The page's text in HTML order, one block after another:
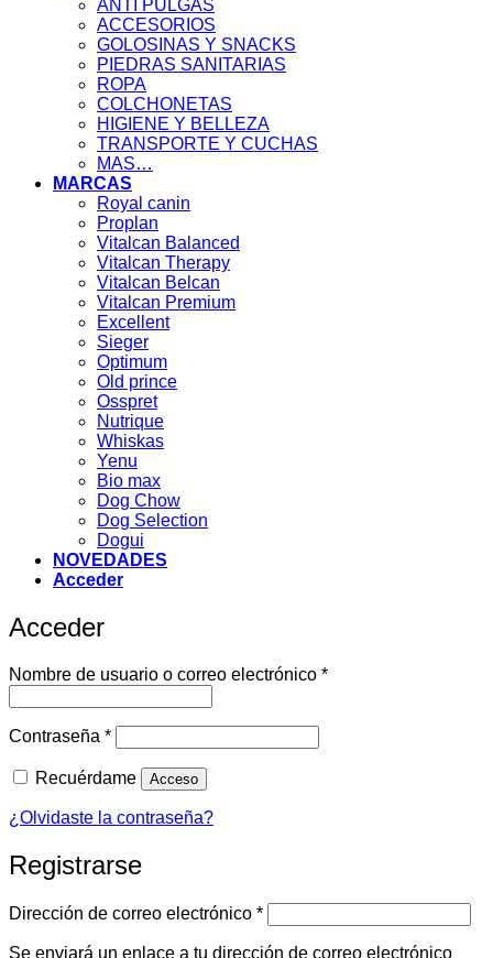
ANTI PULGAS
ACCESORIOS
GOLOSINAS Y SNACKS
PIEDRAS SANITARIAS
ROPA
COLCHONETAS
HIGIENE Y BELLEZA
TRANSPORTE Y CUCHAS
MAS…
MARCAS
Royal canin
Proplan
Vitalcan Balanced
Vitalcan Therapy
Vitalcan Belcan
Vitalcan Premium
Excellent
Sieger
Optimum
Old prince
Osspret
Nutrique
Whiskas
Yenu
Bio max
Dog Chow
Dog Selection
Dogui
NOVEDADES
Acceder
Acceder
Nombre de usuario o correo electrónico *Obligatorio
Contraseña *Obligatorio
Recuérdame Acceso
¿Olvidaste la contraseña?
Registrarse
Dirección de correo electrónico *Obligatorio
Se enviará un enlace a tu dirección de correo electrónico